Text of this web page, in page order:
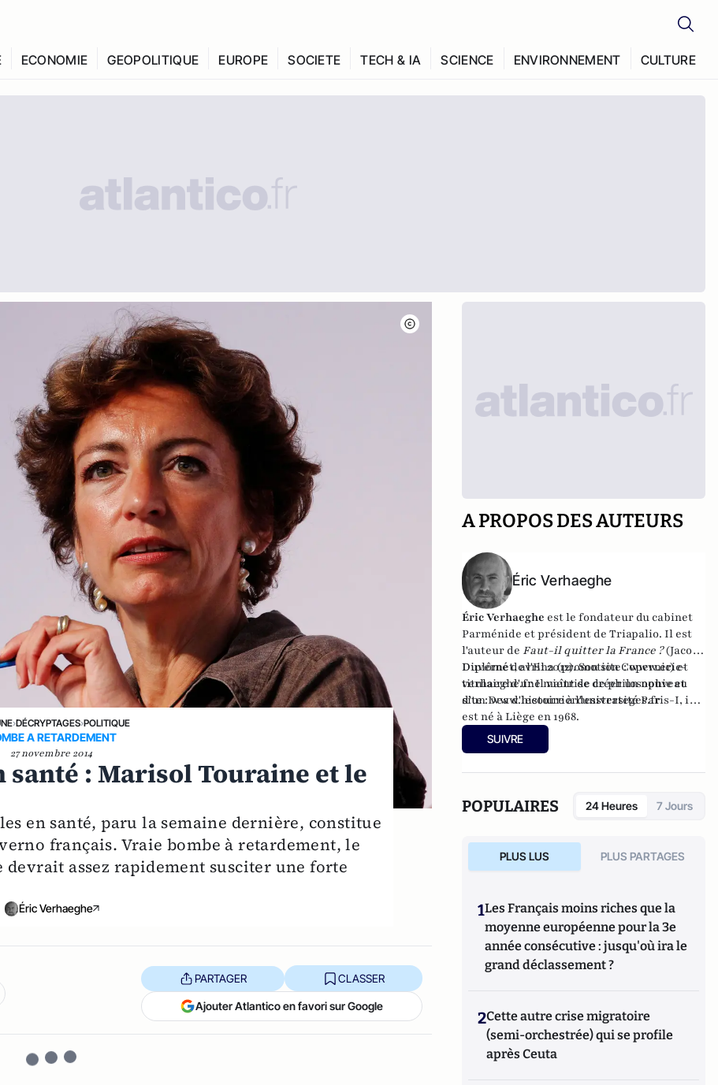
ECONOMIE GEOPOLITIQUE EUROPE SOCIETE TECH & IA SCIENCE ENVIRONNEMENT CULTURE
›DÉCRYPTAGES›POLITIQUE
A RETARDEMENT
27 novembre 2014
: Marisol Touraine et le
en santé, paru la semaine dernière, constitue
français. Vraie bombe à retardement, le
assez rapidement susciter une forte
Éric Verhaeghe
PARTAGER CLASSER
Ajouter Atlantico en favori sur Google
A PROPOS DES AUTEURS
Éric Verhaeghe
Éric Verhaeghe est le fondateur du cabinet
Parménide et président deTriapalio. Il est
l'auteur de Faut-il quitter la France ?(Jacob-
Duvernet, avril 2012). Son site :www.eric-
verhaeghe.frIl vient de créer un nouveau
site :www.lecourrierdesstrateges.fr
Diplômé de l'Ena (promotion Copernic) et
titulaire d'une maîtrise de philosophie et
d'un Dea d'histoire à l'université Paris-I, il
est né à Liège en 1968.
SUIVRE
POPULAIRES 24 Heures 7 Jours
PLUS LUS PLUS PARTAGES
1Les Français moins riches que la
moyenne européenne pour la 3e
année consécutive : jusqu'où ira le
grand déclassement ?
2Cette autre crise migratoire
(semi-orchestrée) qui se profile
après Ceuta